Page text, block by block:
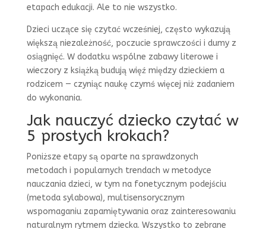
etapach edukacji. Ale to nie wszystko.
Dzieci uczące się czytać wcześniej, często wykazują
większą niezależność, poczucie sprawczości i dumy z
osiągnięć. W dodatku wspólne zabawy literowe i
wieczory z książką budują więź między dzieckiem a
rodzicem — czyniąc naukę czymś więcej niż zadaniem
do wykonania.
Jak nauczyć dziecko czytać w
5 prostych krokach?
Poniższe etapy są oparte na sprawdzonych
metodach i popularnych trendach w metodyce
nauczania dzieci, w tym na fonetycznym podejściu
(metoda sylabowa), multisensorycznym
wspomaganiu zapamiętywania oraz zainteresowaniu
naturalnym rytmem dziecka. Wszystko to zebrane